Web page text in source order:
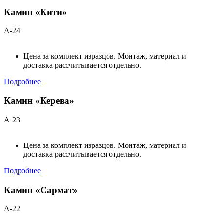
Камин «Кити»
А-24
Цена за комплект изразцов. Монтаж, материал и
доставка рассчитывается отдельно.
Подробнее
Камин «Керева»
А-23
Цена за комплект изразцов. Монтаж, материал и
доставка рассчитывается отдельно.
Подробнее
Камин «Сармат»
А-22